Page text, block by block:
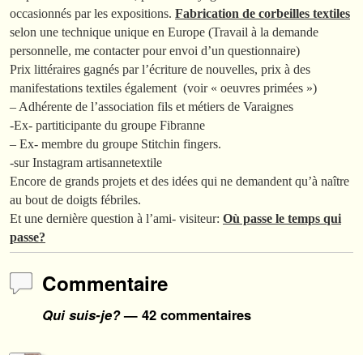
occasionnés par les expositions. Fabrication de corbeilles textiles
selon une technique unique en Europe (Travail à la demande
personnelle, me contacter pour envoi d’un questionnaire)
Prix littéraires gagnés par l’écriture de nouvelles, prix à des
manifestations textiles également (voir « oeuvres primées »)
– Adhérente de l’association fils et métiers de Varaignes
-Ex- partiticipante du groupe Fibranne
– Ex- membre du groupe Stitchin fingers.
-sur Instagram artisannetextile
Encore de grands projets et des idées qui ne demandent qu’à naître
au bout de doigts fébriles.
Et une dernière question à l’ami- visiteur: Où passe le temps qui
passe?
Commentaire
Qui suis-je?— 42 commentaires